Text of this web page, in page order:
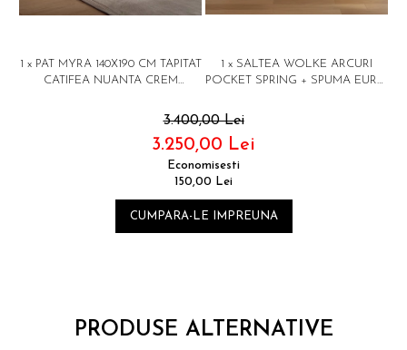
1 x PAT MYRA 140X190 CM TAPITAT
CATIFEA NUANTA CREM
1 x SALTEA WOLKE ARCURI
POCKET SPRING + SPUMA EURO
3.400,00 Lei
3.250,00 Lei
Economisesti
150,00 Lei
CUMPARA-LE IMPREUNA
PRODUSE ALTERNATIVE